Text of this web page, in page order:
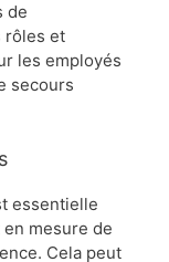
de
rôles et
les employés
secours
essentielle
mesure de
Cela peut